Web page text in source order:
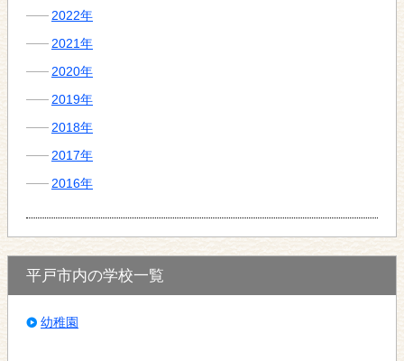
2022年
2021年
2020年
2019年
2018年
2017年
2016年
平戸市内の学校一覧
幼稚園